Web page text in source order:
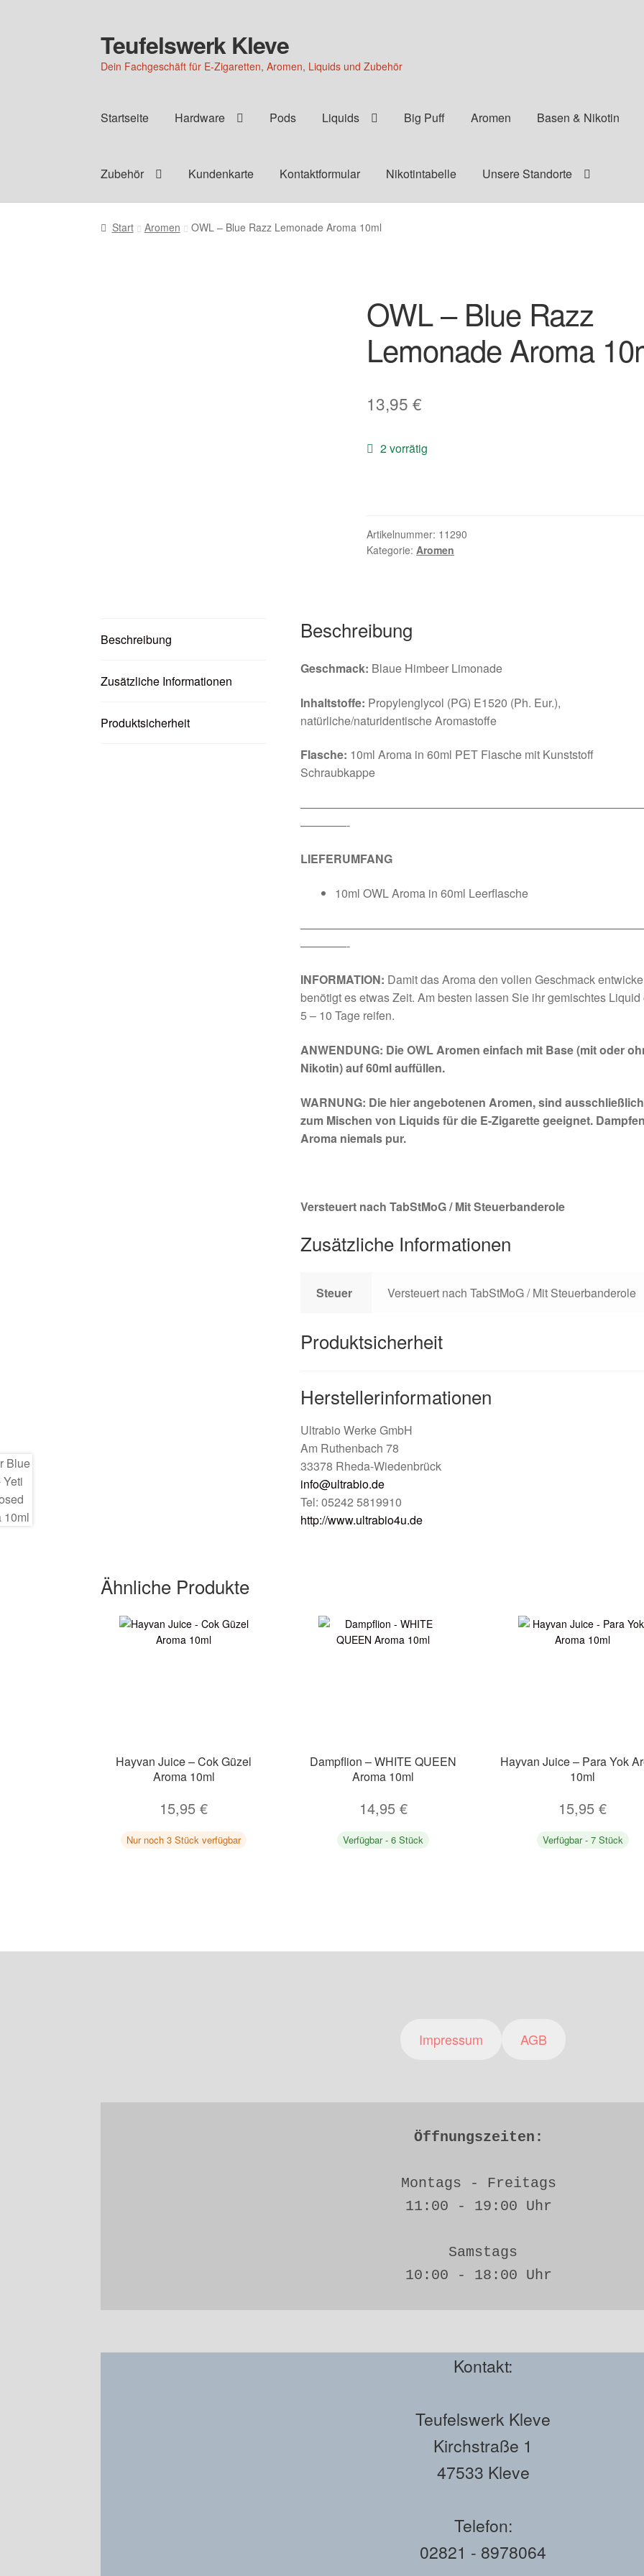
Zur
Navigation
springen
Zum
Inhalt
springen
Teufelswerk Kleve
Dein Fachgeschäft für E-Zigaretten, Aromen, Liquids und Zubehör
Startseite Hardware Pods Liquids Big Puff Aromen Basen & Nikotin
Zubehör Kundenkarte Kontaktformular Nikotintabelle Unsere Standorte
Start Aromen OWL – Blue Razz Lemonade Aroma 10ml
OWL – Blue Razz
Lemonade Aroma
13,95€
2 vorrätig
Artikelnummer: 11290
Kategorie:Aromen
Beschreibung
Zusätzliche Informationen
Produktsicherheit
Beschreibung
Geschmack: Blaue Himbeer Limonade
Inhaltstoffe: Propylenglycol (PG) E1520 (Ph. Eur.),
natürliche/naturidentische Aromastoffe
Flasche: 10ml Aroma in 60ml PET Flasche mit Kunststoff
Schraubkappe
————-
LIEFERUMFANG
10ml OWL Aroma in 60ml Leerflasche
————-
INFORMATION: Damit das Aroma den vollen Geschmack
benötigt es etwas Zeit. Am besten lassen Sie ihr gemischtes Liquid
5 – 10 Tage reifen.
ANWENDUNG: Die OWL Aromen einfach mit Base (mit oder
Nikotin) auf 60ml auffüllen.
WARNUNG: Die hier angebotenen Aromen, sind ausschließlich
zum Mischen von Liquids für die E-Zigarette geeignet.
Aroma niemals pur.
Versteuert nach TabStMoG / Mit Steuerbanderole
Zusätzliche Informationen
Steuer Versteuert nach TabStMoG / Mit Steuerbanderole
Produktsicherheit
Herstellerinformationen
Ultrabio Werke GmbH
Am Ruthenbach 78
33378 Rheda-Wiedenbrück
info@ultrabio.de
Tel: 05242 5819910
http://www.ultrabio4u.de
Ähnliche Produkte
Hayvan Juice – Cok Güzel
Aroma 10ml
15,95€
Nur noch 3 Stück verfügbar
Dampflion – WHITE QUEEN
Aroma 10ml
14,95 €
Verfügbar - 6 Stück
Hayvan Juice – Para Yok
10ml
15,95€
Verfügbar - 7 Stück
Impressum AGB
Öffnungszeiten:
Montags - Freitags
11:00 - 19:00 Uhr
Samstags
10:00 - 18:00 Uhr
Kontakt:
Teufelswerk Kleve
Kirchstraße 1
47533 Kleve
Telefon:
02821 - 8978064